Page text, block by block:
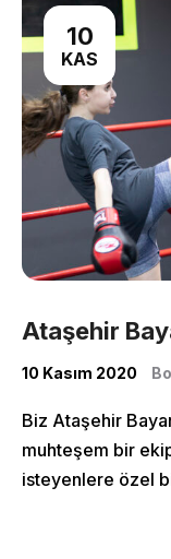
10
KAS
Ataşehir
10 Kasım 2020
Biz Ataşehir
muhteşem bir
isteyenlere özel